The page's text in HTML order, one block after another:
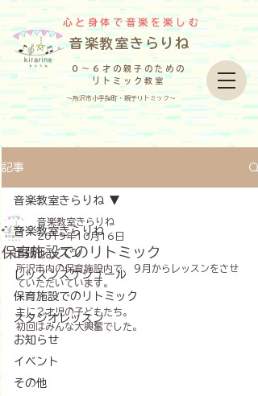
心と身体で音楽を楽しむ
０～６才の親子のための
リトミック教室
​音楽教室きらりね
～所沢市小手指町・親子リトミック～
記事
音楽教室きらりね
出張レッスン
レッスンスケジュール
保育施設でのリトミック
スタジオレッスン
お知らせ
イベント
その他
音楽教室きらりね
保育施設でのリトミック
音楽教室きらりね
2019年10月16日
所沢市内の保育施設内で、９月からレッスンをさせ
ていただいています。
主に２才児の子どもたち。
初回はみんな大興奮でした。